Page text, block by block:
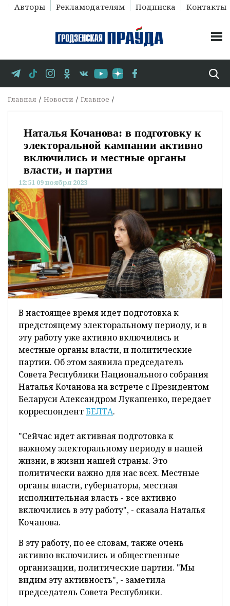
Авторы Рекламодателям Подписка Контакты
Главная Новости Главное
Наталья Кочанова: в подготовку к
электоральной кампании активно
включились и местные органы
власти, и партии
12:51 09 ноября 2023
В настоящее время идет подготовка к
предстоящему электоральному периоду, и в
эту работу уже активно включились и
местные органы власти, и политические
партии. Об этом заявила председатель
Совета Республики Национального собрания
Наталья Кочанова на встрече с Президентом
Беларуси Александром Лукашенко, передает
корреспондентБЕЛТА.
"Сейчас идет активная подготовка к
важному электоральному периоду в нашей
жизни, в жизни нашей страны. Это
политически важно для нас всех. Местные
органы власти, губернаторы, местная
исполнительная власть - все активно
включились в эту работу", - сказала Наталья
Кочанова.
В эту работу, по ее словам, также очень
активно включились и общественные
организации, политические партии. "Мы
видим эту активность", - заметила
председатель Совета Республики.